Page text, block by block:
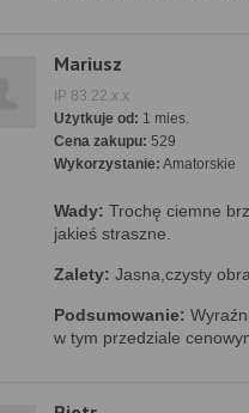
Mariusz
IP 83.22.x.x
Użytkuje od: 1 mies.
Cena zakupu: 529
Wykorzystanie: Amatorskie
Wady: Trochę ciemne
jakieś straszne.
Zalety: Jasna,czysty
Podsumowanie:
w tym przedziale